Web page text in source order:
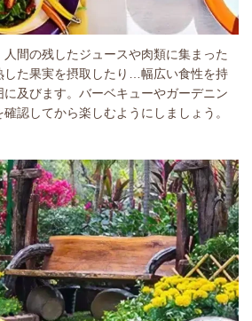
間の残したジュースや肉類に集まった
した果実を摂取したり…幅広い食性を持
及びます。バーベキューやガーデニン
認してから楽しむようにしましょう。